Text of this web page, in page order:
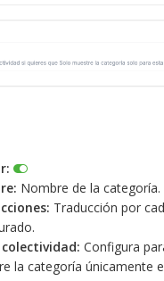
Nombre de la categoría.
Traducción por
colectividad: Configura
la categoría únicamente